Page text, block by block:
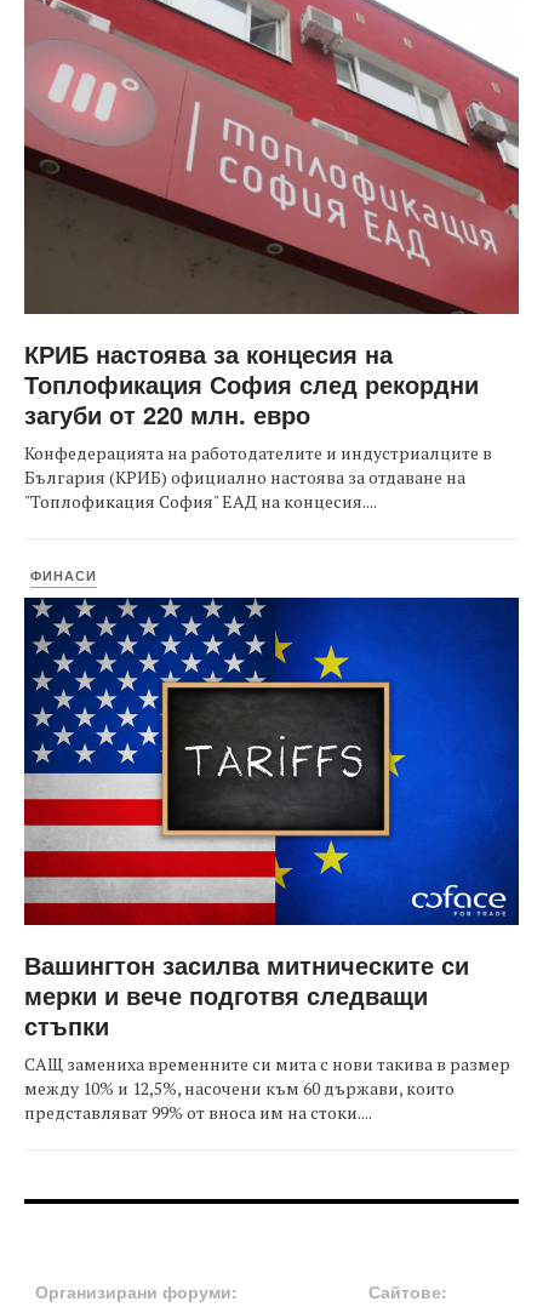
КРИБ настоява за концесия на
Топлофикация София след рекордни
загуби от 220 млн. евро
Конфедерацията на работодателите и индустриалците в
България (КРИБ) официално настоява за отдаване на
"Топлофикация София" ЕАД на концесия....
ФИНАСИ
Вашингтон засилва митническите си
мерки и вече подготвя следващи
стъпки
САЩ замениха временните си мита с нови такива в размер
между 10% и 12,5%, насочени към 60 държави, които
представляват 99% от вноса им на стоки....
Организирани форуми: Сайтове: